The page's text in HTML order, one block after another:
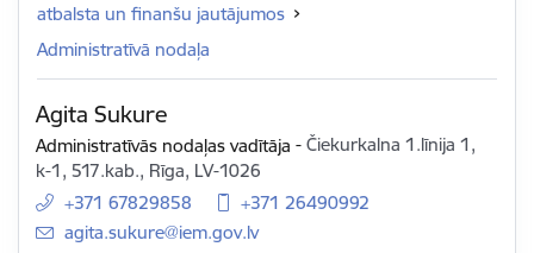
atbalsta un finanšu jautājumos
Administratīvā nodaļa
Agita Sukure
Administratīvās nodaļas vadītāja -Čiekurkalna 1.līnija 1,
k-1, 517.kab., Rīga, LV-1026
+371 67829858
+371 26490992
E-pasts:
agita.sukure@iem.gov.lv